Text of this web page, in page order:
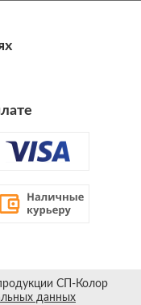
СП-Колор
данных